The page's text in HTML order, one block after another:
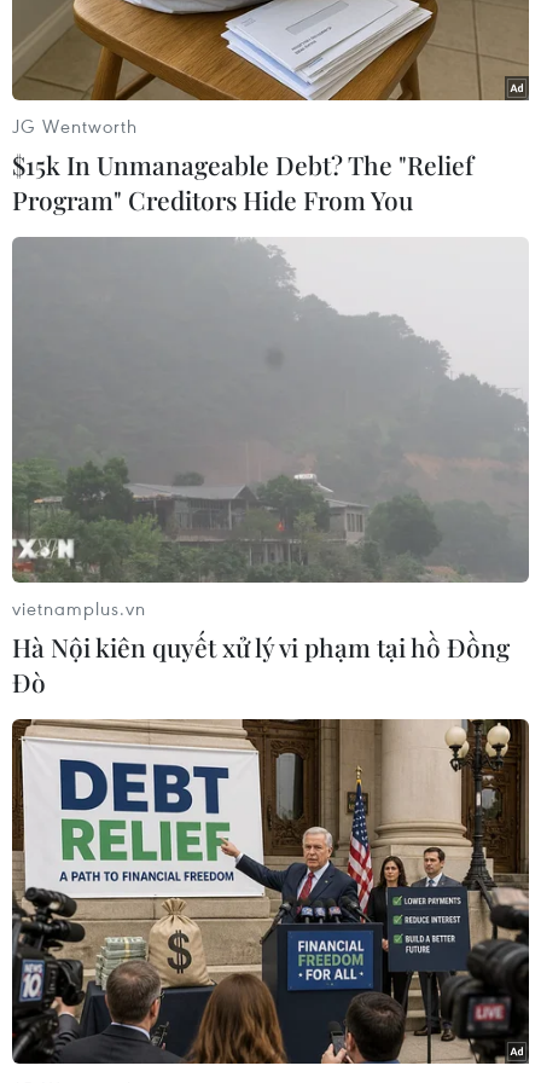
Xe buýt vẫn là xương sống chủ đạo vận chuyển hành khách
Trước ảnh hưởng của dịch COVID-19 và thói
quen đi lại thay đổi, tần suất hoạt động bị khống
chế, trong sáu tháng vừa qua, sản lượng, doanh
thu bán vé của Tổng công ty Vận tải Hà Nội
(Transerco) sụt giảm hơn 40% so với yêu cầu
của hồ sơ mời thầu.
Nhìn nhận còn đối diện với nhiều khó khăn,
tiếp tục cắt giảm chuyến lượt so với hợp đồng
đấu thầu-đặt hàng, trong đó từ ngày 1/1-7/2
giảm 50% công suất, từ ngày 8/2-15/3 khôi phục
hoạt động 100% và từ ngày 16/3 đến nay duy trì
giảm 15%.
Chưa kể, môi trường hoạt động xe buýt có nhiều
thay đổi so với trước khi đấu thầu như phát sinh
dịch bệnh, thói quen, nhu cầu đi lại thay đổi, cắt
giảm tần suất, san sẻ hành khách với các tuyến
mở mới, ùn tắc giao thông giờ cao điểm diễn
JG Wentworth
$15k In Unmanageable Debt? The "Relief
Program" Creditors Hide From You
vietnamplus.vn
Hà Nội kiên quyết xử lý vi phạm tại hồ Đồng
Đò